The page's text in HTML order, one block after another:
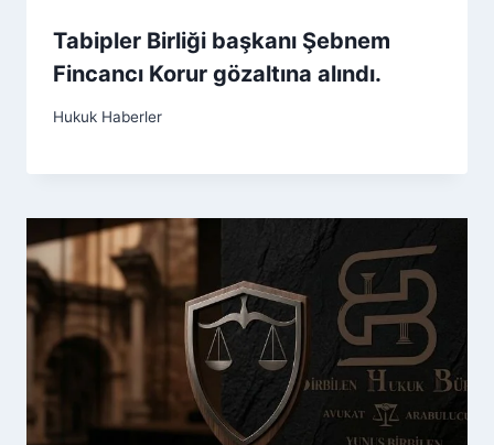
Tabipler Birliği başkanı Şebnem
Fincancı Korur gözaltına alındı.
Hukuk Haberler